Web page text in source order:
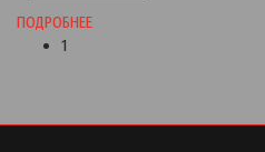
ПОДРОБНЕЕ
1